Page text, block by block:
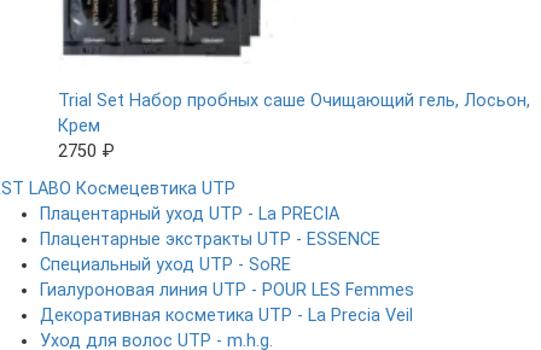
Trial Set Набор пробных саше Очищающий гель, Лосьон,
Крем
2750 ₽
LABO Космецевтика UTP
Плацентарный уход UTP - La PRECIA
Плацентарные экстракты UTP - ESSENCE
Специальный уход UTP - SoRE
Гиалуроновая линия UTP - POUR LES Femmes
Декоративная косметика UTP - La Precia Veil
Уход для волос UTP - m.h.g.